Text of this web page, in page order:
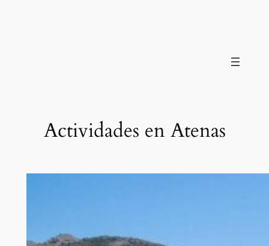
Actividades en Atenas